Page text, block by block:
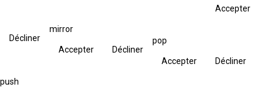
Accepter
Décliner
mirror
Accepter Décliner
pop
Accepter Décliner
push